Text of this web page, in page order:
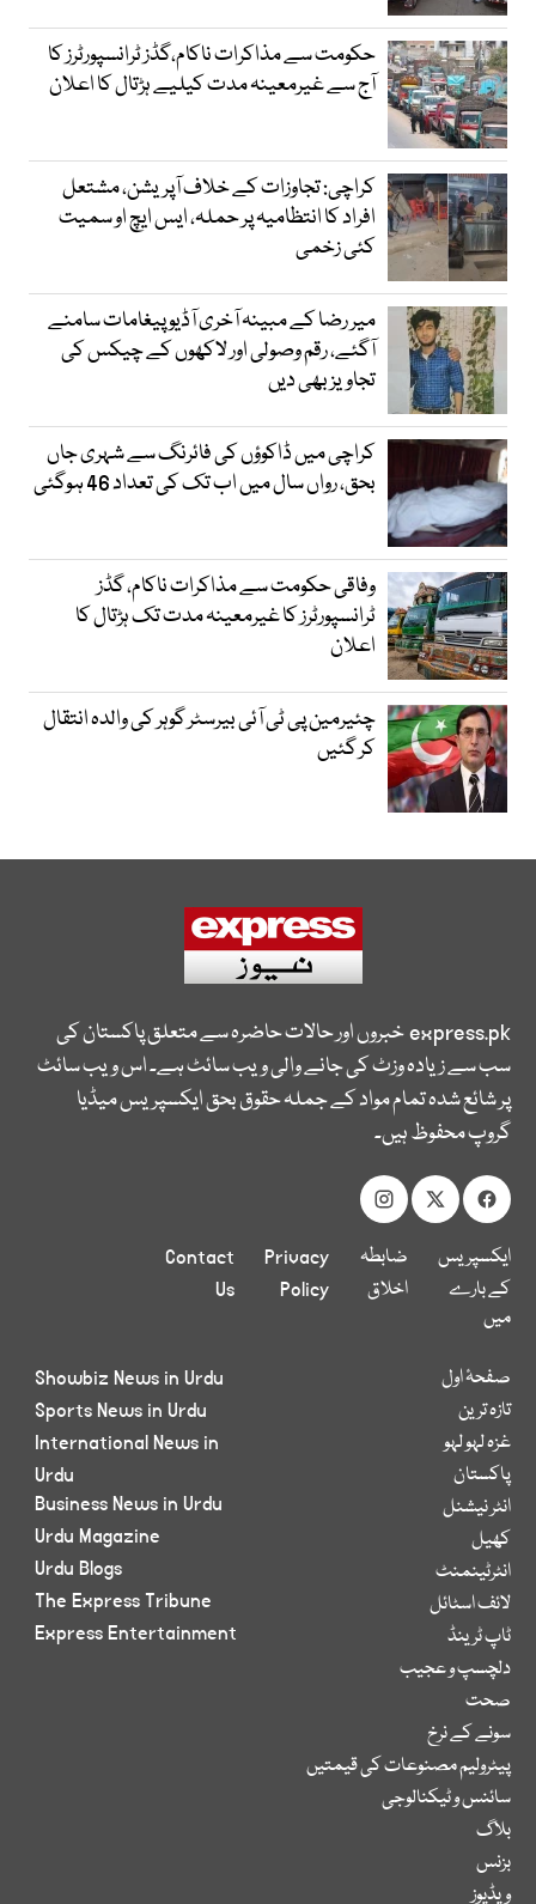
حکومت سے مذاکرات ناکام،گڈز ٹرانسپورٹرز کا
آج سے غیرمعینہ مدت کیلیے ہڑتال کا اعلان
کراچی: تجاوزات کے خلاف آپریشن، مشتعل
افراد کا انتظامیہ پر حملہ، ایس ایچ او سمیت
کئی زخمی
میر رضا کے مبینہ آخری آڈیو پیغامات سامنے
آگئے، رقم وصولی اور لاکھوں کے چیکس کی
تجاویز بھی دیں
کراچی میں ڈاکوؤں کی فائرنگ سے شہری جاں
بحق، رواں سال میں اب تک کی تعداد 46 ہوگئی
وفاقی حکومت سے مذاکرات ناکام، گڈز
ٹرانسپورٹرز کا غیرمعینہ مدت تک ہڑتال کا
اعلان
چئیرمین پی ٹی آئی بیرسٹر گوہر کی والدہ انتقال
کر گئیں
express.pkخبروں اور حالات حاضرہ سے متعلق پاکستان کی
سب سے زیادہ وزٹ کی جانے والی ویب سائٹ ہے۔ اس ویب سائٹ
پر شائع شدہ تمام مواد کے جملہ حقوق بحق ایکسپریس میڈیا
گروپ محفوظ ہیں۔
ایکسپریس
کے بارے
میں
ضابطہ
اخلاق
Privacy
Policy
Contact
Us
صفحۂ اول
تازہ ترین
غزہ لہو لہو
پاکستان
انٹر نیشنل
کھیل
انٹرٹینمنٹ
لائف اسٹائل
ٹاپ ٹرینڈ
دلچسپ و عجیب
صحت
سونے کے نرخ
پیٹرولیم مصنوعات کی قیمتیں
سائنس و ٹیکنالوجی
بلاگ
بزنس
ویڈیوز
Showbiz News in Urdu
Sports News in Urdu
International News in
Urdu
Business News in Urdu
Urdu Magazine
Urdu Blogs
The Express Tribune
Express Entertainment